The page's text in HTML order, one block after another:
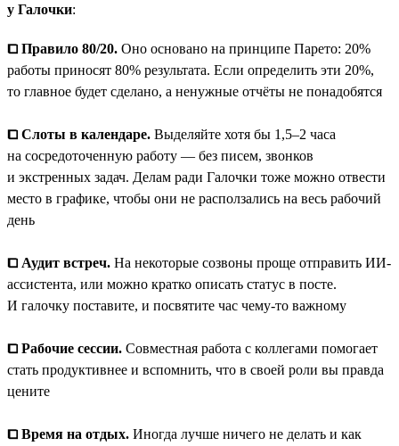
у Галочки:
⧠ Правило 80/20. Оно основано на принципе Парето: 20%
работы приносят 80% результата. Если определить эти 20%,
то главное будет сделано, а ненужные отчёты не понадобятся
⧠ Слоты в календаре. Выделяйте хотя бы 1,5–2 часа
на сосредоточенную работу — без писем, звонков
и экстренных задач. Делам ради Галочки тоже можно отвести
место в графике, чтобы они не расползались на весь рабочий
день
⧠ Аудит встреч. На некоторые созвоны проще отправить ИИ-
ассистента, или можно кратко описать статус в посте.
И галочку поставите, и посвятите час чему-то важному
⧠ Рабочие сессии. Совместная работа с коллегами помогает
стать продуктивнее и вспомнить, что в своей роли вы правда
цените
⧠ Время на отдых. Иногда лучше ничего не делать и как